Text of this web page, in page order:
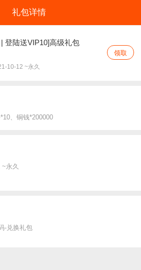
礼包详情
领取
登陆送VIP10]高级礼包
10-12 ~永久
、铜钱*200000
~永久
-兑换礼包